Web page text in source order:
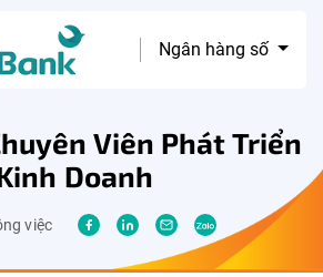
Ngân hàng số
Viên Phát Triển
Doanh
việc